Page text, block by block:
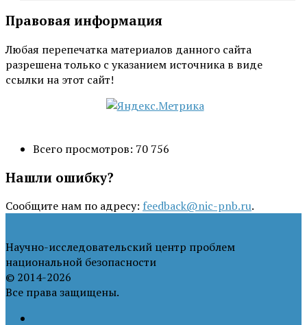
Правовая информация
Любая перепечатка материалов данного сайта
разрешена только с указанием источника в виде
ссылки на этот сайт!
Всего просмотров: 70 756
Нашли ошибку?
Сообщите нам по адресу: feedback@nic-pnb.ru.
Научно-исследовательский центр проблем
национальной безопасности
© 2014-2026
Все права защищены.